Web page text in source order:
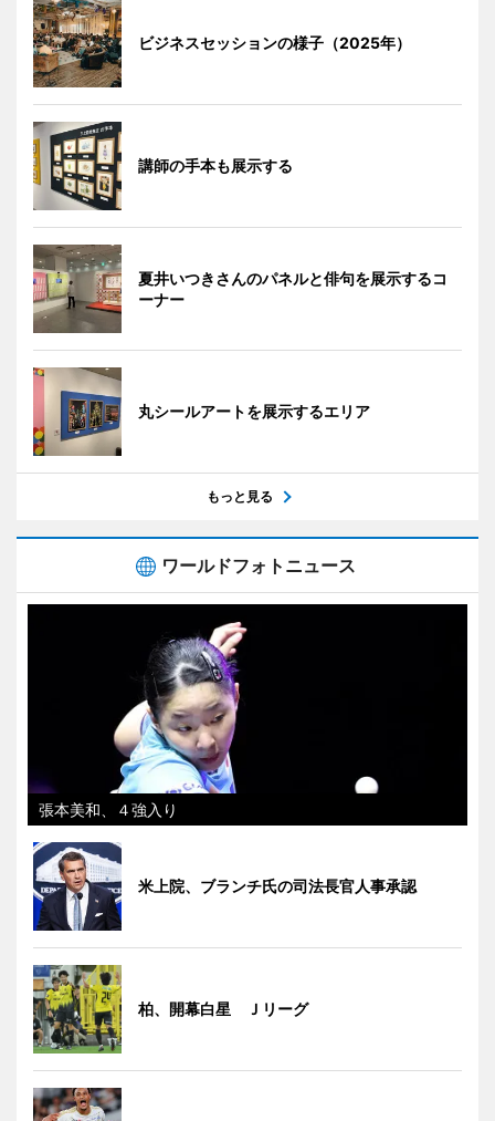
ビジネスセッションの様子（2025年）
講師の手本も展示する
夏井いつきさんのパネルと俳句を展示するコ
ーナー
丸シールアートを展示するエリア
もっと見る
ワールドフォトニュース
張本美和、４強入り
米上院、ブランチ氏の司法長官人事承認
柏、開幕白星 Ｊリーグ